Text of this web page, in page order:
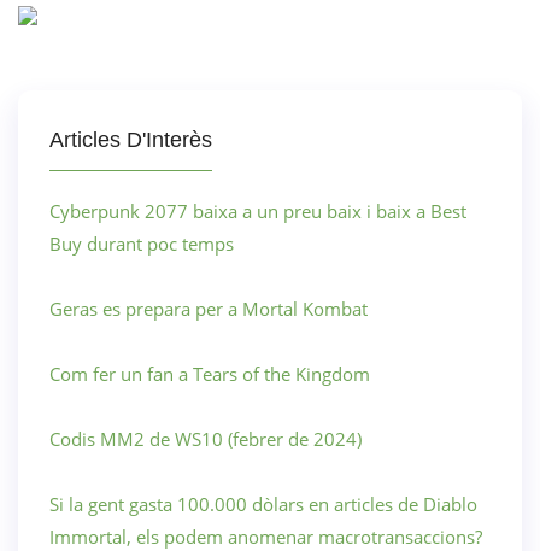
Articles D'Interès
Cyberpunk 2077 baixa a un preu baix i baix a Best
Buy durant poc temps
Geras es prepara per a Mortal Kombat
Com fer un fan a Tears of the Kingdom
Codis MM2 de WS10 (febrer de 2024)
Si la gent gasta 100.000 dòlars en articles de Diablo
Immortal, els podem anomenar macrotransaccions?